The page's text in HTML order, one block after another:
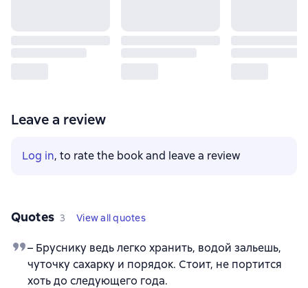
Leave a review
Log in, to rate the book and leave a review
Quotes 3 View all quotes
– Бруснику ведь легко хранить, водой зальешь,
чуточку сахарку и порядок. Стоит, не портится
хоть до следующего года.